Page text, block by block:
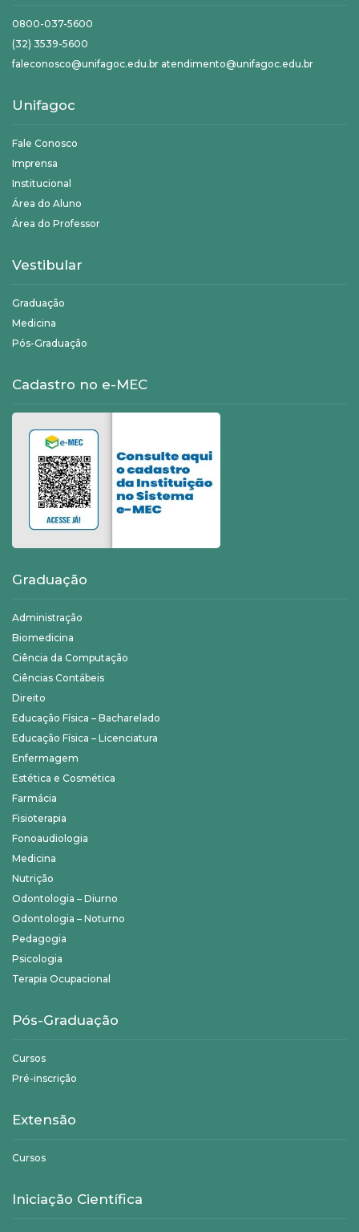
0800-037-5600
(32) 3539-5600
faleconosco@unifagoc.edu.br atendimento@unifagoc.edu.br
Unifagoc
Fale Conosco
Imprensa
Institucional
Área do Aluno
Área do Professor
Vestibular
Graduação
Medicina
Pós-Graduação
Cadastro no e-MEC
Graduação
Administração
Biomedicina
Ciência da Computação
Ciências Contábeis
Direito
Educação Física – Bacharelado
Educação Física – Licenciatura
Enfermagem
Estética e Cosmética
Farmácia
Fisioterapia
Fonoaudiologia
Medicina
Nutrição
Odontologia – Diurno
Odontologia – Noturno
Pedagogia
Psicologia
Terapia Ocupacional
Pós-Graduação
Cursos
Pré-inscrição
Extensão
Cursos
Iniciação Científica